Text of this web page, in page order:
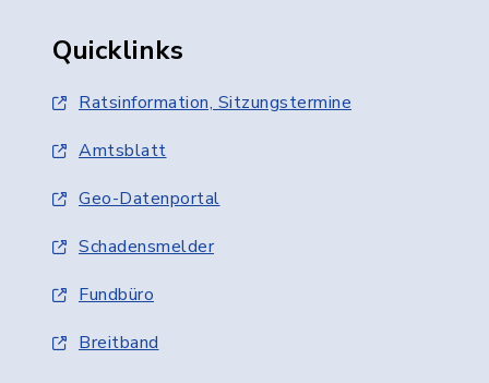
Quicklinks
Ratsinformation, Sitzungstermine
Amtsblatt
Geo-Datenportal
Schadensmelder
Fundbüro
Breitband